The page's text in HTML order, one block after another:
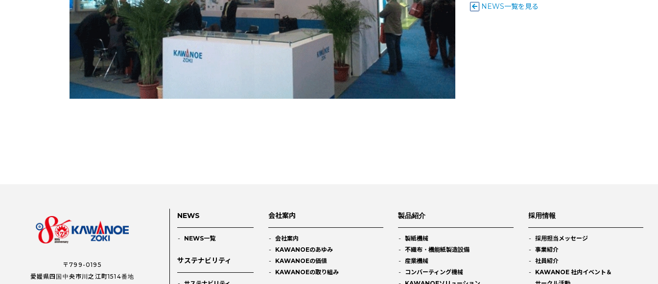
NEWS一覧を見る
〒799-0195
愛媛県四国中央市川之江町1514番地
NEWS
NEWS一覧
サステナビリティ
会社案内
会社案内
KAWANOEのあゆみ
KAWANOEの価値
KAWANOEの取り組み
製品紹介
製紙機械
不織布・機能紙製造設備
産業機械
コンバーティング機械
採用情報
採用担当メッセージ
事業紹介
社員紹介
KAWANOE 社内イベント＆